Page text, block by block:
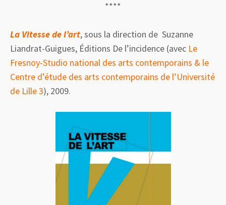
****
La Vitesse de l’art, sous la direction de Suzanne
Liandrat-Guigues, Éditions De l’incidence (avec Le
Fresnoy-Studio national des arts contemporains & le
Centre d’étude des arts contemporains de l’Université
de Lille 3), 2009.